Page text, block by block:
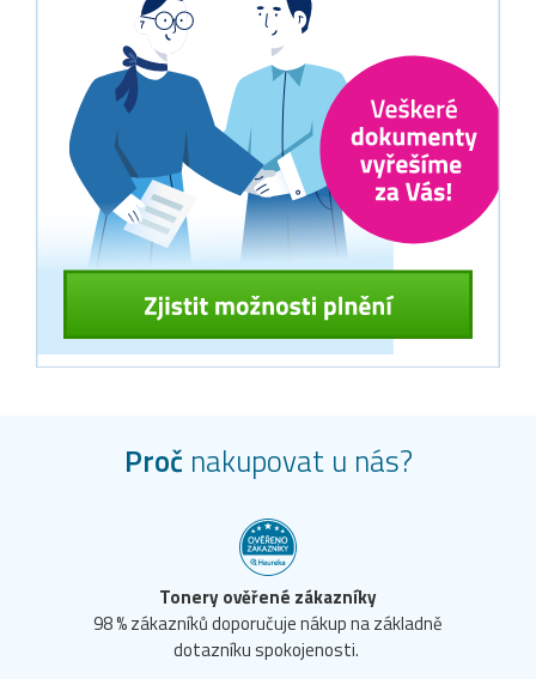
Proč nakupovat u nás?
Tonery ověřené zákazníky
98 % zákazníků doporučuje nákup na základně
dotazníku spokojenosti.